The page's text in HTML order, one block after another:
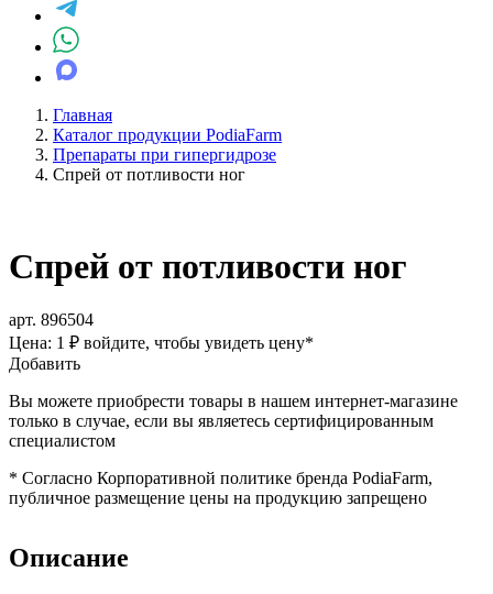
Главная
Каталог продукции PodiaFarm
Препараты при гипергидрозе
Спрей от потливости ног
Спрей от потливости ног
арт. 896504
Цена: 1 ₽ войдите, чтобы увидеть цену*
Добавить
Вы можете приобрести товары в нашем интернет-магазине
только в случае, если вы являетесь сертифицированным
специалистом
* Согласно Корпоративной политике бренда PodiaFarm,
публичное размещение цены на продукцию запрещено
Описание